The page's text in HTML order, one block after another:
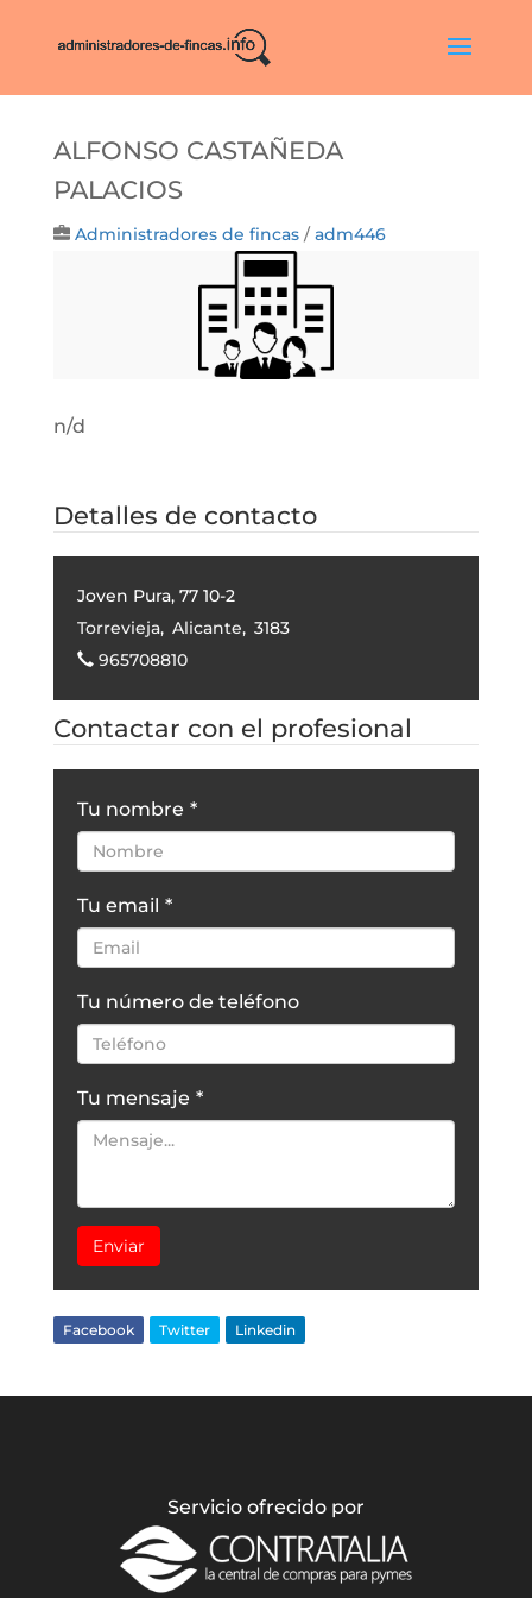
ALFONSO CASTAÑEDA
PALACIOS
Administradores de fincas/ adm446
n/d
Detalles de contacto
Joven Pura, 77 10-2
Torrevieja, Alicante, 3183
965708810
Contactar con el profesional
Tu nombre *
Tu email *
Tu número de teléfono
Tu mensaje *
Enviar
Facebook Twitter Linkedin
Servicio ofrecido por